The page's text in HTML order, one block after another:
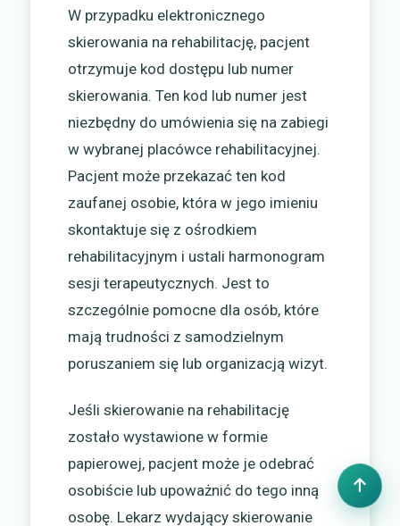
W przypadku elektronicznego
skierowania na rehabilitację, pacjent
otrzymuje kod dostępu lub numer
skierowania. Ten kod lub numer jest
niezbędny do umówienia się na zabiegi
w wybranej placówce rehabilitacyjnej.
Pacjent może przekazać ten kod
zaufanej osobie, która w jego imieniu
skontaktuje się z ośrodkiem
rehabilitacyjnym i ustali harmonogram
sesji terapeutycznych. Jest to
szczególnie pomocne dla osób, które
mają trudności z samodzielnym
poruszaniem się lub organizacją wizyt.
Jeśli skierowanie na rehabilitację
zostało wystawione w formie
papierowej, pacjent może je odebrać
osobiście lub upoważnić do tego inną
osobę. Lekarz wydający skierowanie